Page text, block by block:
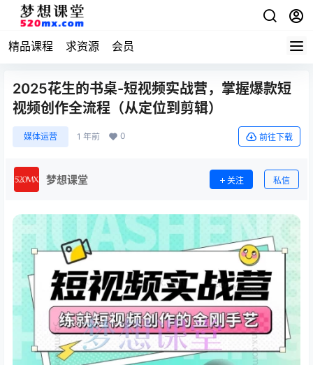
精品课程 求资源 会员
2025花生的书桌-短视频实战营，掌握爆款短
视频创作全流程（从定位到剪辑）​
媒体运营 1 年前 0 前往下载
梦想课堂 关注 私信